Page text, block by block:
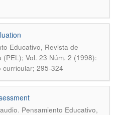
Educativo, Revista de
Vol. 23 Núm. 2 (1998):
curricular; 295-324
. Pensamiento Educativo,